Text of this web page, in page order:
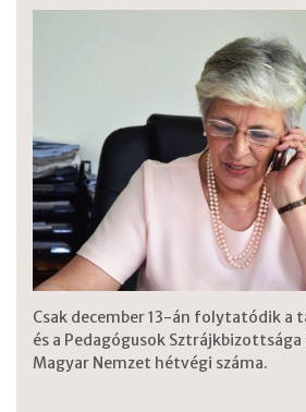
Csak december 13-án folytatódik a
és a Pedagógusok
Magyar Nemzet hétvégi száma.